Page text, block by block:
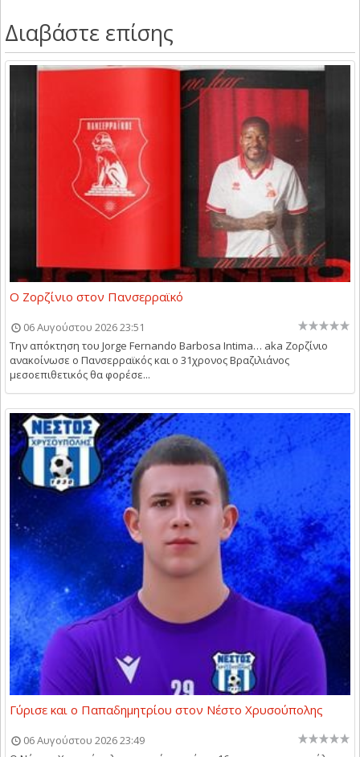
Διαβάστε επίσης
Ο Ζορζίνιο στον Πανσερραϊκό
06 Αυγούστου 2026 23:51
Την απόκτηση του Jorge Fernando Barbosa Intima… aka Ζορζίνιο
ανακοίνωσε ο Πανσερραϊκός και ο 31χρονος Βραζιλιάνος
μεσοεπιθετικός θα φορέσε...
Γύρισε και ο Παπαδημητρίου στον Νέστο Χρυσούπολης
06 Αυγούστου 2026 23:49